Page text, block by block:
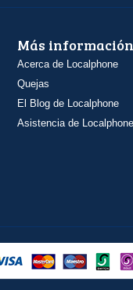
Más información
Acerca de Localphone
Quejas
El Blog de Localphone
Asistencia de Localphone